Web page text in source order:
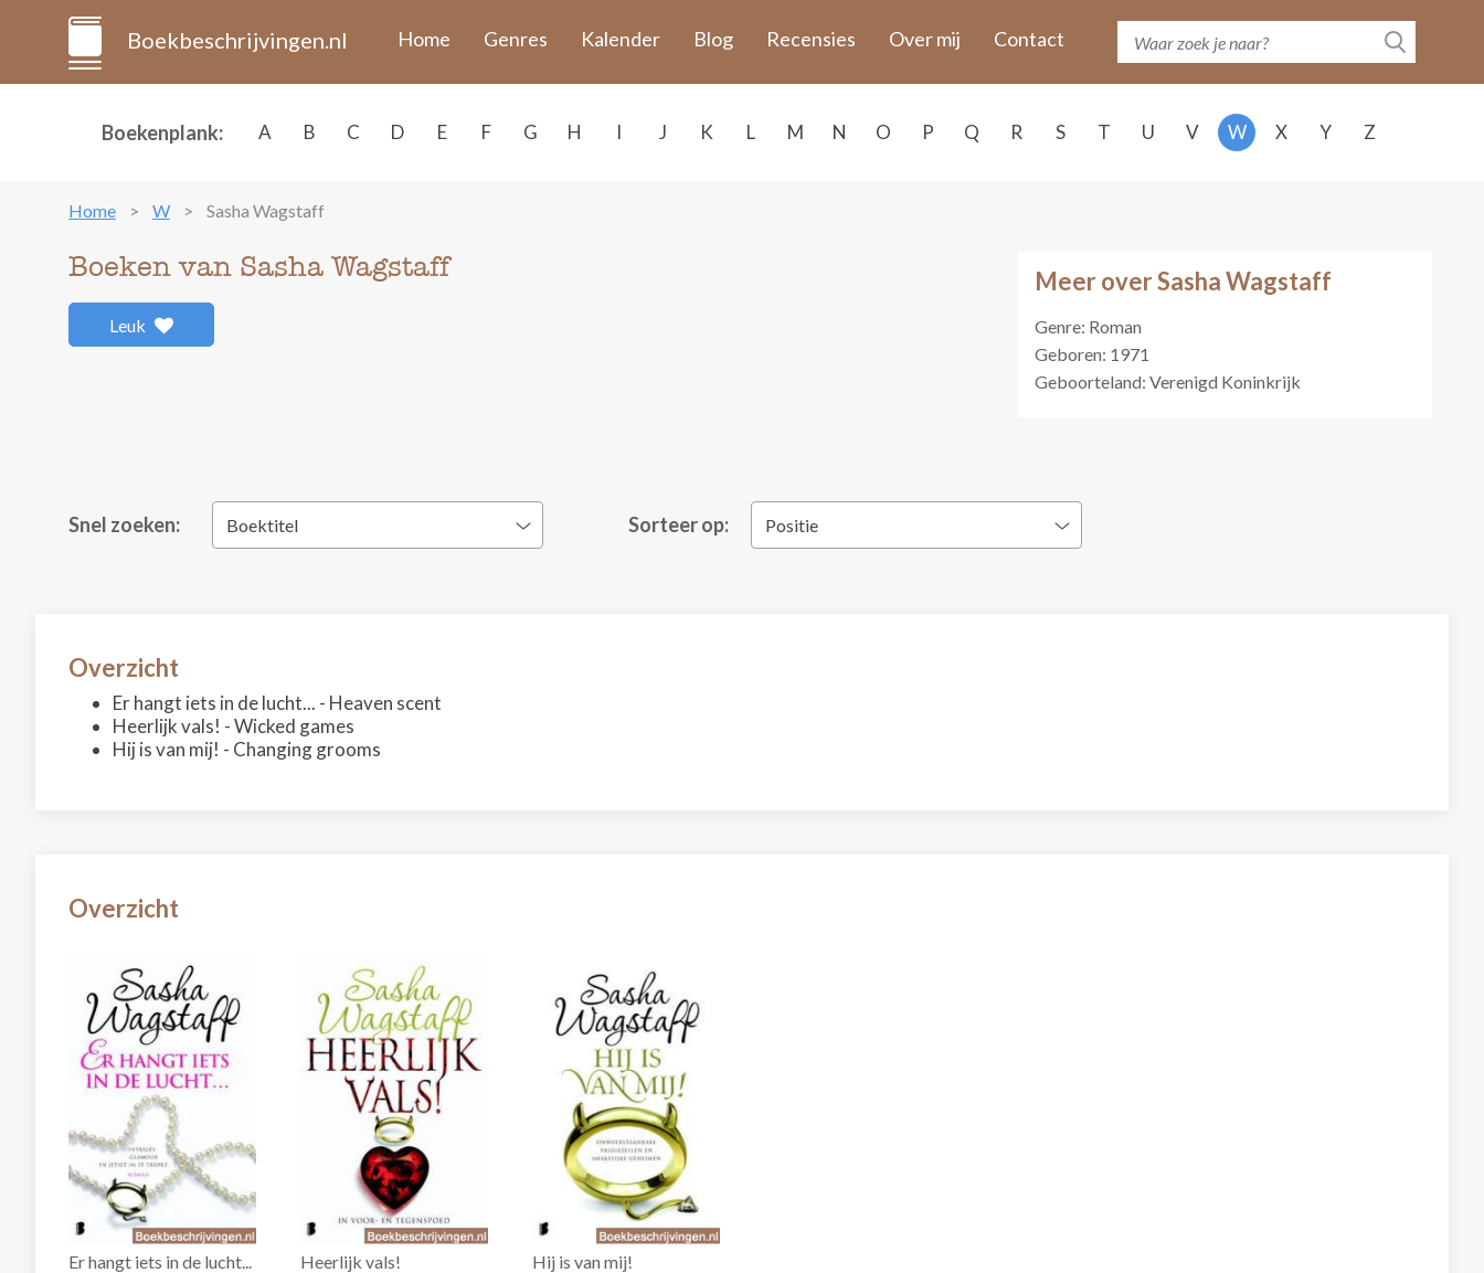
Boekbeschrijvingen.nl Home Genres Kalender Blog Recensies Over mij Contact
Boekenplank: A B C D E F G H I J K L M N O P Q R S T U V W X Y Z
Home W Sasha Wagstaff
Meer over Sasha Wagstaff
Genre: Roman
Geboren: 1971
Geboorteland: Verenigd Koninkrijk
Boeken van Sasha Wagstaff
Leuk
Snel zoeken: Boektitel Sorteer op: Positie
Overzicht
Er hangt iets in de lucht... - Heaven scent
Heerlijk vals! - Wicked games
Hij is van mij! - Changing grooms
Overzicht
Er hangt iets in de lucht... Heerlijk vals! Hij is van mij!